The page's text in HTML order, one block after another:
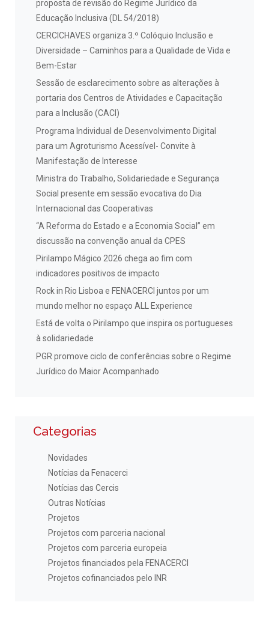
proposta de revisão do Regime Jurídico da
Educação Inclusiva (DL 54/2018)
CERCICHAVES organiza 3.º Colóquio Inclusão e
Diversidade – Caminhos para a Qualidade de Vida e
Bem-Estar
Sessão de esclarecimento sobre as alterações à
portaria dos Centros de Atividades e Capacitação
para a Inclusão (CACI)
Programa Individual de Desenvolvimento Digital
para um Agroturismo Acessível- Convite à
Manifestação de Interesse
Ministra do Trabalho, Solidariedade e Segurança
Social presente em sessão evocativa do Dia
Internacional das Cooperativas
“A Reforma do Estado e a Economia Social” em
discussão na convenção anual da CPES
Pirilampo Mágico 2026 chega ao fim com
indicadores positivos de impacto
Rock in Rio Lisboa e FENACERCI juntos por um
mundo melhor no espaço ALL Experience
Está de volta o Pirilampo que inspira os portugueses
à solidariedade
PGR promove ciclo de conferências sobre o Regime
Jurídico do Maior Acompanhado
Categorias
Novidades
Notícias da Fenacerci
Notícias das Cercis
Outras Notícias
Projetos
Projetos com parceria nacional
Projetos com parceria europeia
Projetos financiados pela FENACERCI
Projetos cofinanciados pelo INR